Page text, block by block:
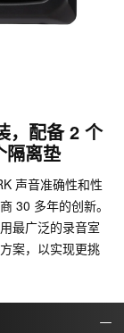
，配备 2 个
隔离垫
声音准确性和性
30 多年的创新。
最广泛的录音室
案，以实现更挑